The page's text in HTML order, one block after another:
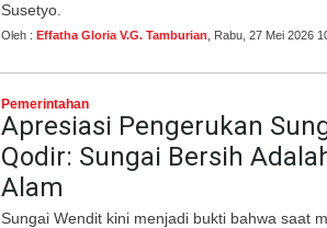
Susetyo.
Oleh : Effatha Gloria V.G. Tamburian , Rabu, 27 Mei 2026
Pemerintahan
Apresiasi Pengerukan
Qodir: Sungai Bersih
Alam
Sungai Wendit kini menjadi bukti bahwa saat